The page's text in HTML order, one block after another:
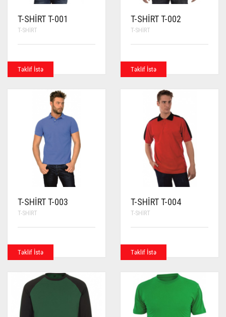
T-SHIRT T-001
T-SHIRT
Təklif İstə
T-SHIRT T-002
T-SHIRT
Təklif İstə
T-SHIRT T-003
T-SHIRT
Təklif İstə
T-SHIRT T-004
T-SHIRT
Təklif İstə